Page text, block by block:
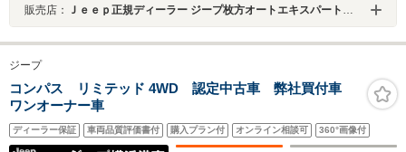
販売店： Ｊｅｅｐ正規ディーラー ジープ枚方オートエキスパートセンター
ジープ
コンパス リミテッド 4WD 認定中古車 弊社買付車
ワンオーナー車
ディーラー保証 車両品質評価書付 購入プラン付 オンライン相談可 360°画像付